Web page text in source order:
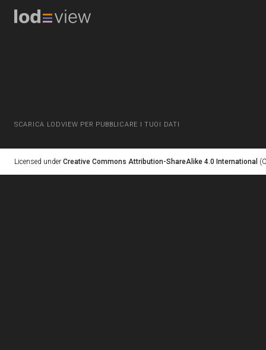
SCARICA LODVIEW PER PUBBLICARE I TUOI DATI
Licensed under Creative Commons Attribution-ShareAlike 4.0 International